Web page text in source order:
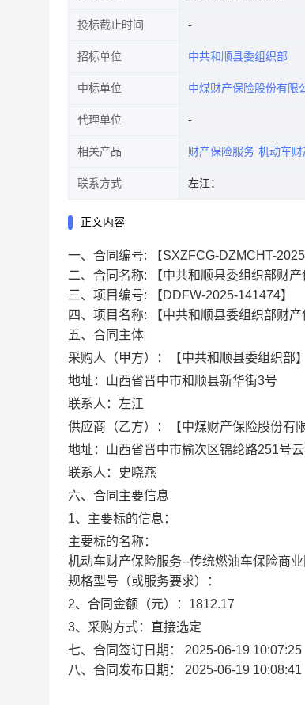
投标截止时间
招标单位 中共和顺县委组织部
中标单位 中煤财产保险股份有限
代理单位
相关产品 财产保险服务 机动车
联系方式 左江：
正文内容
一、合同编号:
【SXZFCG-DZMCHT-
二、合同名称:
【中共和顺县委组织部财
三、项目编号:
【DDFW-2025-141474】
四、项目名称:
【中共和顺县委组织部财
五、合同主体
采购人（甲方）：【中共和顺县委组织部】
地址：山西省晋中市和顺县新华街3号
联系人：左江
供应商（乙方）：【中煤财产保险股份有
地址：山西省晋中市榆次区锦纶路251号
联系人：史晓燕
六、合同主要信息
1、主要标的信息：
主要标的名称：
机动车财产保险服务--传统燃油车保险商
规格型号（或服务要求）：
2、合同金额（元）：1812.17
3、采购方式：直接选定
七、合同签订日期： 2025-06-19 10:07:25
八、合同发布日期： 2025-06-19 10:08:41